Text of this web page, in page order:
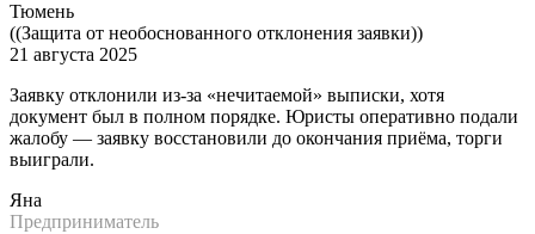
Тюмень
((Защита от необоснованного отклонения заявки))
21 августа 2025
Заявку отклонили из-за «нечитаемой» выписки, хотя
документ был в полном порядке. Юристы оперативно подали
жалобу — заявку восстановили до окончания приёма, торги
выиграли.
Яна
Предприниматель